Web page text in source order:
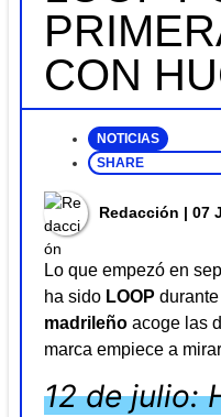
CON
NOTICIAS
SHARE
Redacción | 07
Lo que empezó en
ha sido LOOP
madrileño acoge las
marca empiece a
12 de julio: